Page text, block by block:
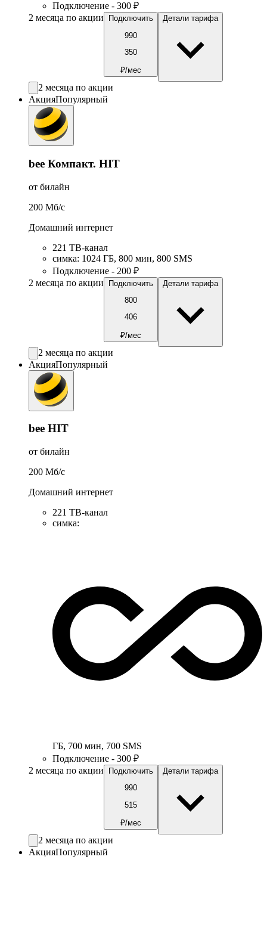
Подключение - 300 ₽
2 месяца по акции
Подключить
990
350
₽/мес
Детали тарифа
2 месяца по акции
АкцияПопулярный
bee Компакт. HIT
от билайн
200 Мб/c
Домашний интернет
221 ТB-канал
симка: 1024 ГБ, 800 мин, 800 SMS
Подключение - 200 ₽
2 месяца по акции
Подключить
800
406
₽/мес
Детали тарифа
2 месяца по акции
АкцияПопулярный
bee HIT
от билайн
200 Мб/c
Домашний интернет
221 ТB-канал
симка:
ГБ, 700 мин, 700 SMS
Подключение - 300 ₽
2 месяца по акции
Подключить
990
515
₽/мес
Детали тарифа
2 месяца по акции
АкцияПопулярный